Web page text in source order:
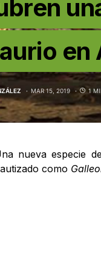
en
MAR 15, 2019 1
nueva especie
como